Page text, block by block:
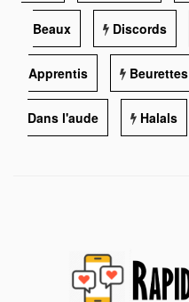
Beaux Discords
Apprentis Beurettes
Dans l'aude Halals